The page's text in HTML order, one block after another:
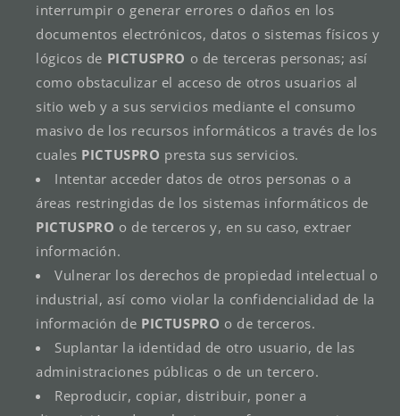
interrumpir o generar errores o daños en los
documentos electrónicos, datos o sistemas físicos y
lógicos de PICTUSPRO o de terceras personas; así
como obstaculizar el acceso de otros usuarios al
sitio web y a sus servicios mediante el consumo
masivo de los recursos informáticos a través de los
cuales PICTUSPRO presta sus servicios.
Intentar acceder datos de otros personas o a
áreas restringidas de los sistemas informáticos de
PICTUSPRO o de terceros y, en su caso, extraer
información.
Vulnerar los derechos de propiedad intelectual o
industrial, así como violar la confidencialidad de la
información de PICTUSPRO o de terceros.
Suplantar la identidad de otro usuario, de las
administraciones públicas o de un tercero.
Reproducir, copiar, distribuir, poner a